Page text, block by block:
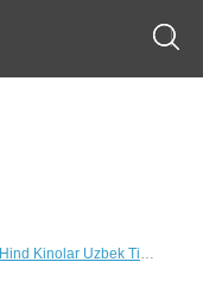
Hind Kinolar Uzbek Tilida